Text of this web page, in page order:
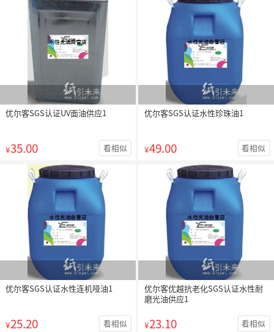
优尔客SGS认证UV面油供应1
¥35.00 看相似
优尔客SGS认证水性珍珠油1
¥49.00 看相似
优尔客SGS认证水性连机哑油1
¥25.20 看相似
优尔客优越抗老化SGS认证水性耐
磨光油供应1
¥23.10 看相似